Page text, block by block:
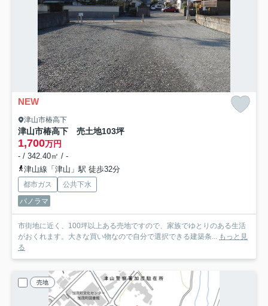
NEW
津山市椿高下
津山市椿高下 売土地103坪
1,700万円
- / 342.40㎡ / -
津山線「津山」駅 徒歩32分
都市ガス
公共下水
パノラマ
市街地に近く、100坪以上ある売地ですので、家族でゆとりのある生活
がおくれます。大きな買い物なので自分で選択できる建築条... もっと見
る
売地